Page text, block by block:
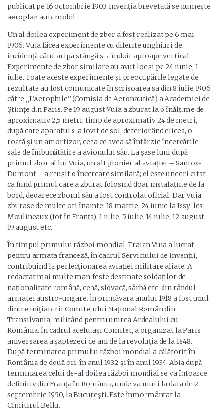
publicat pe 16 octombrie 1903. Invenţia brevetată se numeşte
aeroplan automobil.
Un al doilea experiment de zbor a fost realizat pe 6 mai
1906. Vuia făcea experimente cu diferite unghiuri de
incidență când aripa stângă s-a îndoit aproape vertical.
Experimente de zbor similare au avut loc și pe 24 iunie, 1
iulie. Toate aceste experimente și preocupările legate de
rezultate au fost comunicate în scrisoarea sa din 8 iulie 1906
către „L’Aerophile” (Comisia de Aeronautică) a Academiei de
Științe din Paris. Pe 19 august Vuia a zburat la o înălțime de
aproximativ 2,5 metri, timp de aproximativ 24 de metri,
după care aparatul s-a lovit de sol, deteriorând elicea, o
roată și un amortizor, ceea ce avea să întârzie încercările
sale de îmbunătățire a avionului său. La șase luni după
primul zbor al lui Vuia, un alt pionier al aviației – Santos-
Dumont – a reușit o încercare similară; el este uneori citat
ca fiind primul care a zburat folosind doar instalațiile de la
bord, deoarece zborul său a fost controlat oficial. Dar Vuia
zburase de multe ori înainte: 18 martie, 24 iunie la Issy-les-
Moulineaux (tot în Franța), 1 iulie, 5 iulie, 14 iulie, 12 august,
19 august etc.
În timpul primului război mondial, Traian Vuia a lucrat
pentru armata franceză, în cadrul Serviciului de invenţii,
contribuind la perfecţionarea aviaţiei militare aliate. A
redactat mai multe manifeste destinate soldaţilor de
naţionalitate română, cehă, slovacă, sârbă etc. din rândul
armatei austro-ungare. În primăvara anului 1918 a fost unul
dintre iniţiatorii Comitetului Naţional Român din
Transilvania, militând pentru unirea Ardealului cu
România. În cadrul aceluiaşi Comitet, a organizat la Paris
aniversarea a şaptezeci de ani de la revoluţia de la 1848.
După terminarea primului război mondial a călătorit în
România de două ori, în anul 1932 şi în anul 1934. Abia după
terminarea celui de-al doilea război mondial se va întoarce
definitiv din Franţa în România, unde va muri la data de 2
septembrie 1950, la Bucureşti. Este înmormântat la
Cimitirul Bellu.